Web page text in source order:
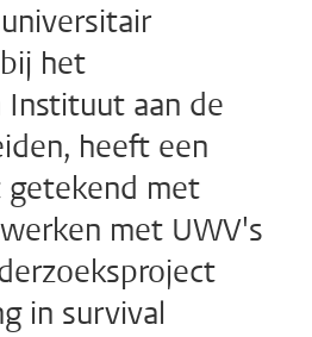
het
aan de
heeft een
getekend met
met UWV's
in survival